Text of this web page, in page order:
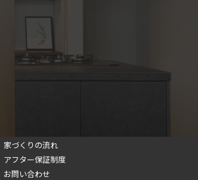
家づくりの流れ
アフター保証制度
お問い合わせ